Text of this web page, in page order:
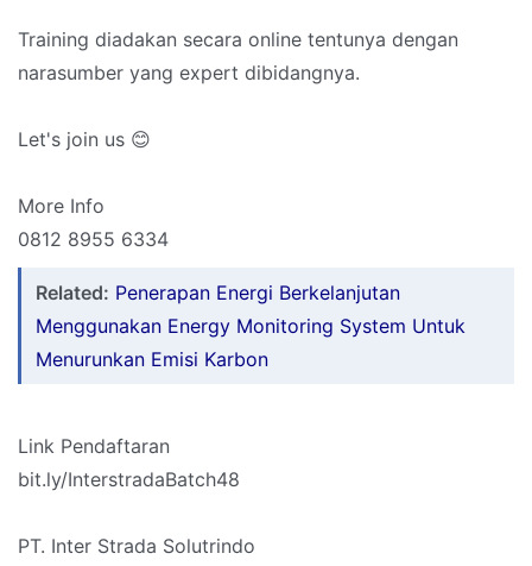
Training diadakan secara online tentunya dengan
narasumber yang expert dibidangnya.
Let's join us 😊
More Info
0812 8955 6334
Related: Penerapan Energi Berkelanjutan
Menggunakan Energy Monitoring System Untuk
Menurunkan Emisi Karbon
Link Pendaftaran
bit.ly/InterstradaBatch48
PT. Inter Strada Solutrindo